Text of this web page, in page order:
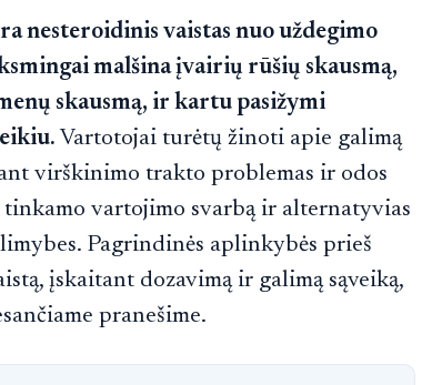
nesteroidinis vaistas nuo uždegimo
malšina įvairių rūšių skausmą,
skausmą, ir kartu pasižymi
Vartotojai turėtų žinoti apie galimą
virškinimo trakto problemas ir odos
tinkamo vartojimo svarbą ir alternatyvias
Pagrindinės aplinkybės prieš
įskaitant dozavimą ir galimą sąveiką,
pranešime.